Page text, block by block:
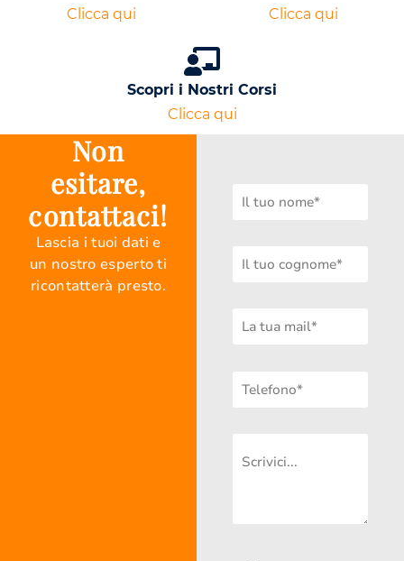
Clicca qui
Clicca qui
Scopri i Nostri Corsi
Clicca qui
Non
esitare,
contattaci!
Lascia i tuoi dati e
un nostro esperto ti
ricontatterà presto.